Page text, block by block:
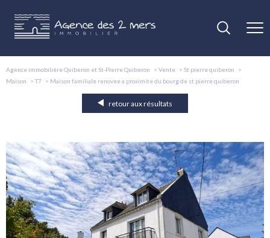
Agence immobilière Quiberon et St-Pierre Quiberon Vente
St pierre quiberon
Maison
T7 Maison familiale renovee a proximite du bourg de st pierre quiberon
retour aux résultats